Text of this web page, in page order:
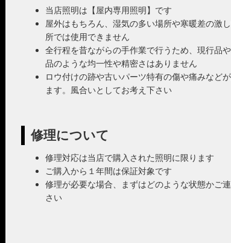
当店照明は【屋内専用照明】です
屋外はもちろん、湿気の多い場所や寒暖差の激
所では使用できません
全行程を昔ながらの手作業で行うため、現行品
品のような均一性や精密さはありません
ロウ付けの跡や古いパーツ特有の傷や痛みなど
ます。風合いとしてお考え下さい
修理について
修理対応は当店で購入された照明に限ります
ご購入から１年間は保証対象です
修理が必要な場合、まずはどのような状態かご
さい